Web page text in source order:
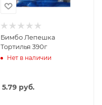
Бимбо Лепешка
Тортилья 390г
Нет в наличии
5.79руб.